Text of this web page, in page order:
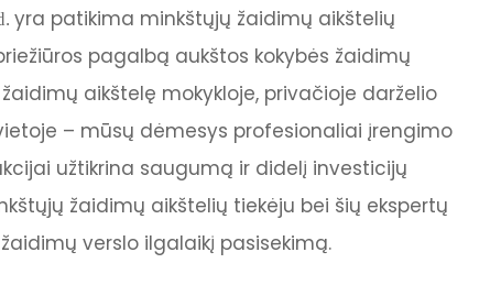
yra patikima minkštųjų žaidimų aikštelių
pagalbą aukštos kokybės žaidimų
aikštelę mokykloje, privačioje darželio
– mūsų dėmesys profesionaliai įrengimo
užtikrina saugumą ir didelį investicijų
žaidimų aikštelių tiekėju bei šių ekspertų
verslo ilgalaikį pasisekimą.